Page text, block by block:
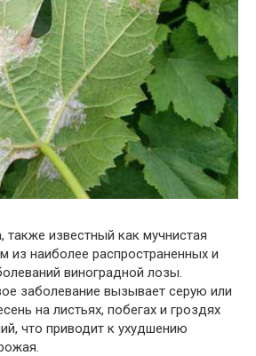
, также известный как мучнистая
из наиболее распространенных и
виноградной лозы.
заболевание вызывает серую или
на листьях, побегах и гроздях
что приводит к ухудшению